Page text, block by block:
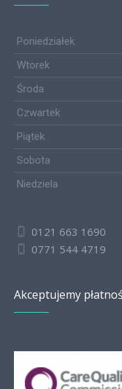
Poniedziałek
Wtorek
Środa
Czwartek
Piątek
Sobota
Niedziela
0121 663 1690
0771 544 4719
Akceptujemy